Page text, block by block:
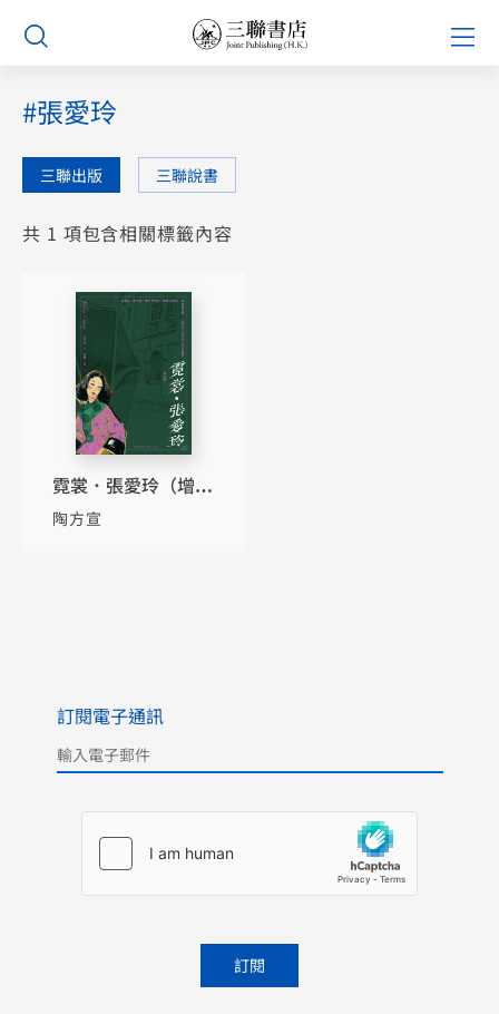
Skip
#張愛玲
三聯出版 三聯說書
共 1 項包含相關標籤內容
霓裳．張愛玲（增訂
版）
陶方宣
訂閱電子通訊